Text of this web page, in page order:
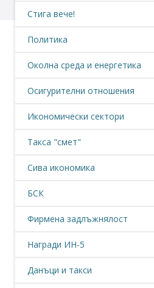
Стига вече!
Политика
Околна среда и енергетика
Осигурителни отношения
Икономически сектори
Такса "смет"
Сива икономика
БСК
Фирмена задлъжнялост
Награди ИН-5
Данъци и такси